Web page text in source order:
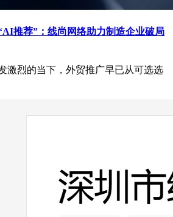
推荐”：线尚网络助力制造企业破局
激烈的当下，外贸推广早已从可选选